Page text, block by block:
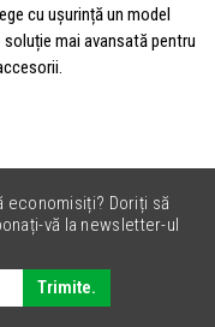
cu ușurință un model
mai avansată pentru
Doriți să
vă la newsletter-ul
Trimite.